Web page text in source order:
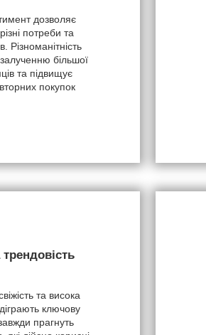
дозволяє
потреби та
Різноманітність
більшої
та підвищує
покупок
трендовість
та висока
ключову
прагнуть